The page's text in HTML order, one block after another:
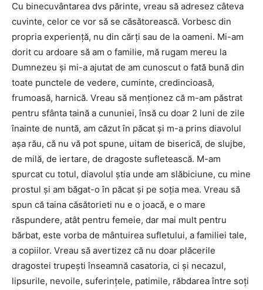
Cu binecuvântarea dvs părinte, vreau să adresez câteva
cuvinte, celor ce vor să se căsătorească. Vorbesc din
propria experienţă, nu din cărţi sau de la oameni. Mi-am
dorit cu ardoare să am o familie, mă rugam mereu la
Dumnezeu şi mi-a ajutat de am cunoscut o fată bună din
toate punctele de vedere, cuminte, credincioasă,
frumoasă, harnică. Vreau să menţionez că m-am păstrat
pentru sfânta taină a cununiei, însă cu doar 2 luni de zile
înainte de nuntă, am căzut în păcat şi m-a prins diavolul
aşa rău, că nu vă pot spune, uitam de biserică, de slujbe,
de milă, de iertare, de dragoste sufletească. M-am
spurcat cu totul, diavolul ştia unde am slăbiciune, cu mine
prostul şi am băgat-o în păcat şi pe soţia mea. Vreau să
spun că taina căsătorieti nu e o joacă, e o mare
răspundere, atât pentru femeie, dar mai mult pentru
bărbat, este vorba de mântuirea sufletului, a familiei tale,
a copiilor. Vreau să avertizez că nu doar plăcerile
dragostei trupeşti înseamnă casatoria, ci şi necazul,
lipsurile, nevoile, suferinţele, patimile, răbdarea între soţi